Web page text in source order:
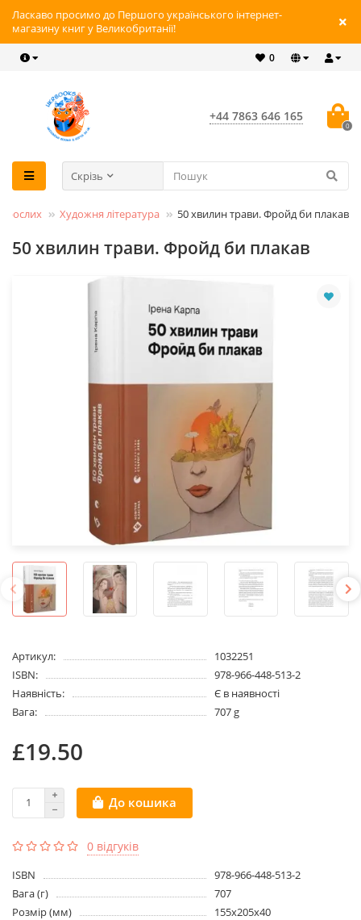
Ласкаво просимо до Першого українського інтернет-
магазину книг у Великобританії!
0
+44 7863 646 165
0
Скрізь
Художня література 50 хвилин трави. Фройд би плакав
50 хвилин трави. Фройд би плакав
Артикул:
1032251
ISBN:
978-966-448-513-2
Наявність:
Є в наявності
Вага:
707 g
£19.50
До кошика
0 відгуків
ISBN
978-966-448-513-2
Вага (г)
707
Розмір (мм)
155x205x40